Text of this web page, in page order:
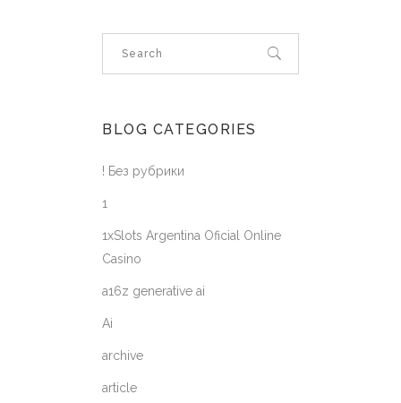
BLOG CATEGORIES
! Без рубрики
1
1xSlots Argentina Oficial Online
Casino
a16z generative ai
Ai
archive
article